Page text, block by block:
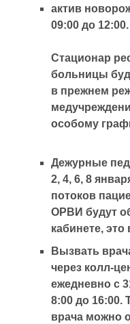
актив
09:00 до 12:00.
Стационар
больницы
в прежнем
особому
Дежурные
2, 4, 6, 8
потоков
ОРВИ будут
кабинете,
Вызвать
через колл-
ежедневно с
8:00 до 16:00.
врача можно